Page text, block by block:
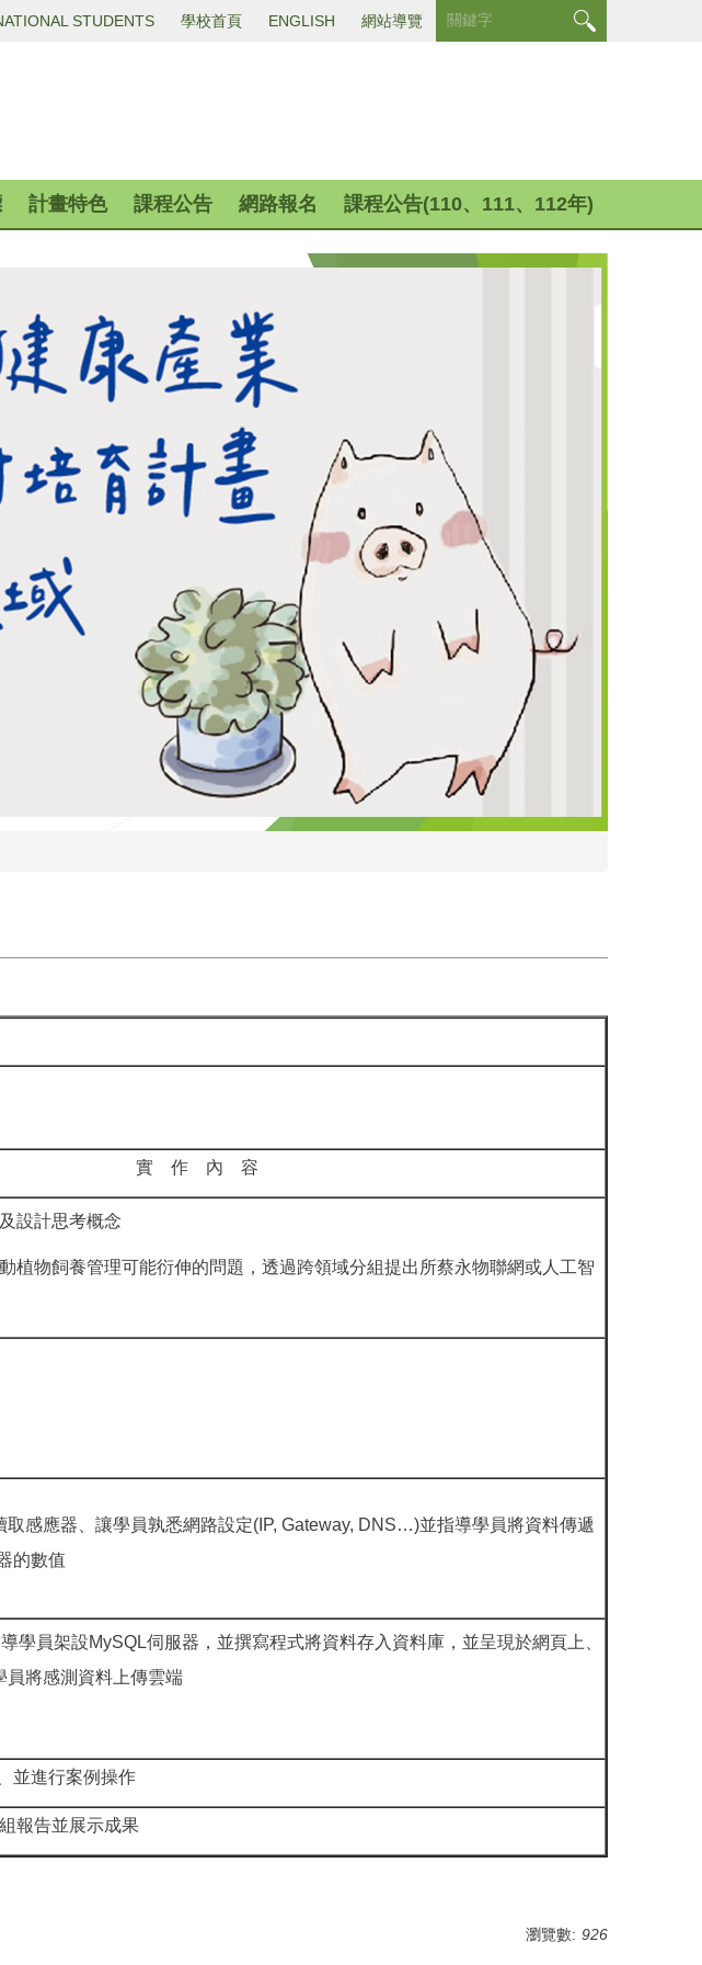
STUDENTS 學校首頁 ENGLISH 網站導覽
計畫特色 課程公告 網路報名 課程公告(110、111、112年)
實 作 內 容
設計思考概念
植物飼養管理可能衍伸的問題，透過跨領域分組提出所蔡永物聯網或人工智
感應器、讓學員孰悉網路設定(IP, Gateway, DNS…)並指導學員將資料傳遞
的數值
學員架設MySQL伺服器，並撰寫程式將資料存入資料庫，並呈現於網頁上、
員將感測資料上傳雲端
並進行案例操作
報告並展示成果
瀏覽數: 926